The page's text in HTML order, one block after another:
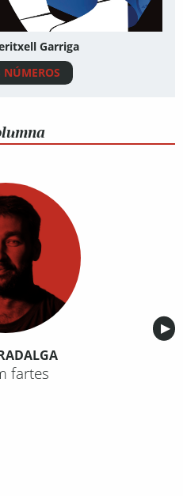
Garriga
NÚMEROS
▶︎
fartes